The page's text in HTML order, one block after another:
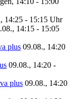
14:25 - 15:15 Uhr
14:15 - 15:05
plus 09.08., 14:20
09.08., 14:20 -
plus 09.08., 14:20